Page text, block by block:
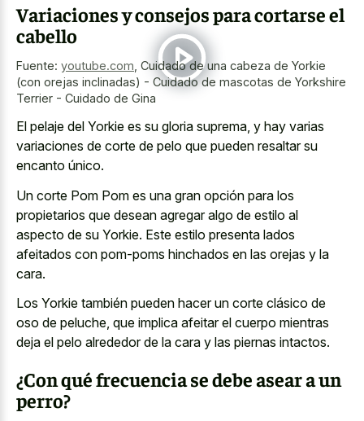
Variaciones y consejos para cortarse el
cabello
Fuente: youtube.com Cuidado de una cabeza de Yorkie
(con orejas inclinadas) - Cuidado de mascotas de Yorkshire
Terrier - Cuidado de Gina
El pelaje del Yorkie es su gloria suprema, y hay varias
variaciones de corte de pelo que pueden resaltar su
encanto único.
Un corte Pom Pom es una gran opción para los
propietarios que desean agregar algo de estilo al
aspecto de su Yorkie. Este estilo presenta lados
afeitados con pom-poms hinchados en las orejas y la
cara.
Los Yorkie también pueden hacer un corte clásico de
oso de peluche, que implica afeitar el cuerpo mientras
deja el pelo alrededor de la cara y las piernas intactos.
¿Con qué frecuencia se debe asear a un
perro?